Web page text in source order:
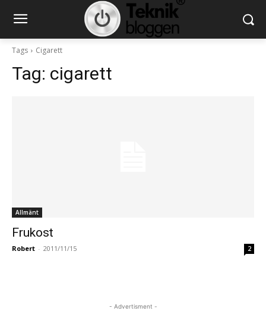
Tags Cigarett
Tag: cigarett
Allmänt
Frukost
Robert - 2011/11/15 2
- Advertisment -